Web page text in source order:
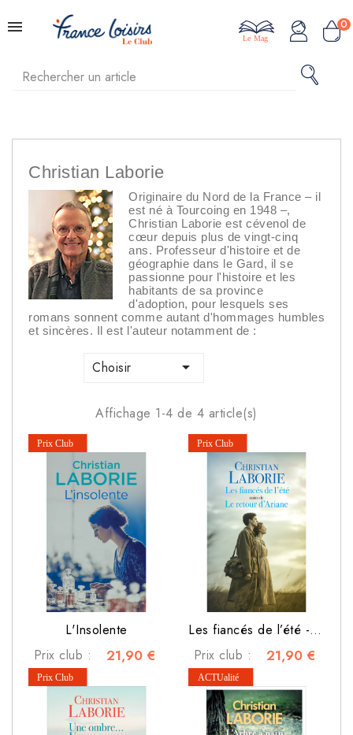
0
Le Mag
Christian Laborie
Originaire du Nord de la France – il
est né à Tourcoing en 1948 –,
Christian Laborie est cévenol de
cœur depuis plus de vingt-cinq
ans. Professeur d'histoire et de
géographie dans le Gard, il se
passionne pour l'histoire et les
habitants de sa province
d'adoption, pour lesquels ses
romans sonnent comme autant d'hommages humbles
et sincères. Il est l'auteur notamment de :
Choisir 
Affichage 1-4 de 4 article(s)
L'Insolente
Prix club :
21,90 €
Les fiancés de l’été - Le retour d’Ariane
Prix club :
21,90 €